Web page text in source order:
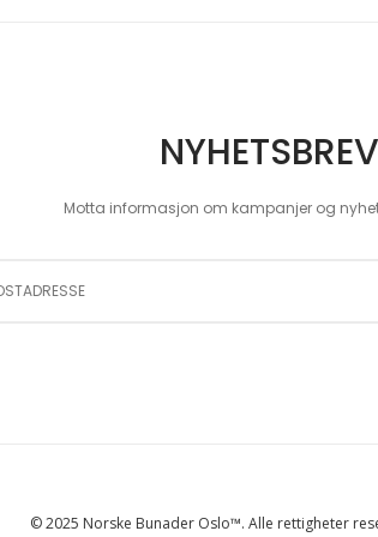
NYHETSBREV
Motta informasjon om kampanjer og
© 2025 Norske Bunader Oslo™. Alle rettigheter